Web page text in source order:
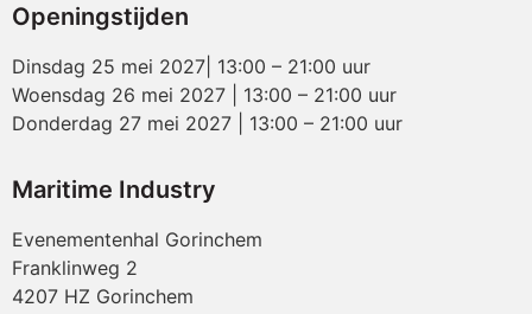
Openingstijden
Dinsdag 25 mei 2027| 13:00 – 21:00 uur
Woensdag 26 mei 2027 | 13:00 – 21:00 uur
Donderdag 27 mei 2027 | 13:00 – 21:00 uur
Maritime Industry
Evenementenhal Gorinchem
Franklinweg 2
4207 HZ Gorinchem